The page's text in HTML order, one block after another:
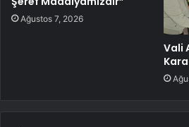
Ağustos 7, 2026
Vali